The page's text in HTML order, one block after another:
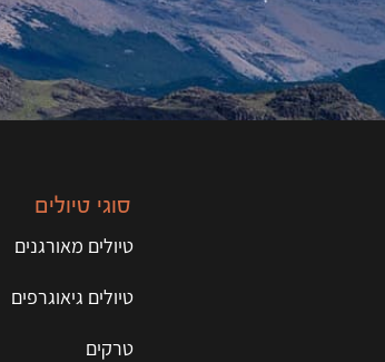
סוגי טיולים
טיולים מאורגנים
טיולים גיאוגרפים
טרקים